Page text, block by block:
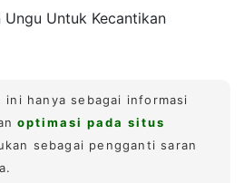
Untuk Kecantikan
ini hanya sebagai informasi
optimasi pada situs
sebagai pengganti saran